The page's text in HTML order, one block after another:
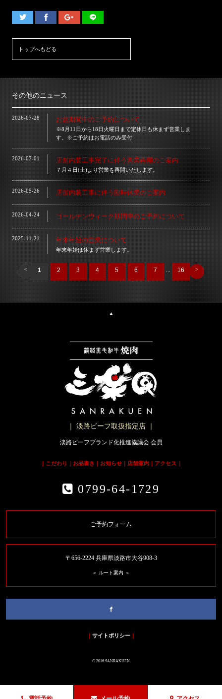
トップへもどる
その他のニュース
2026-07-28 お盆期間中のご予約について
※8月11日から18日火曜日まで定休日も休まず営業しま
す。※ご予約はお電話のみ受付
2026-07-01 店舗内装工事完了に伴う営業再開のご案内
７月４日(土)より営業を再開いたします。
2026-05-26 店舗内装工事に伴う臨時休業のご案内
2026-04-24 ゴールデンウィーク期間中のご予約について
2025-11-21 年末年始の営業について
年末年始は休まず営業します。
< 1 2 3 4 5 6 7 ... 16 >
▲
｜ 淡路ビーフ取扱指定店 ｜
淡路ビーフブランド化推進協議会 会員
｜ こだわり ｜ お品書き ｜ お知らせ ｜ 店舗案内 ｜ アクセス ｜
0799-64-1729
ご予約フォーム
〒656-2224 兵庫県淡路市大谷908-3
＞ ルート案内 ＜
｜ サイトポリシー｜
© 2016 SANRAKUEN